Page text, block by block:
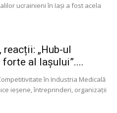
ucrainieni în Iaşi a fost acela
„Hub-ul
al Iașului”....
în Industria Medicală
ieşene, întreprinderi, organizaţii